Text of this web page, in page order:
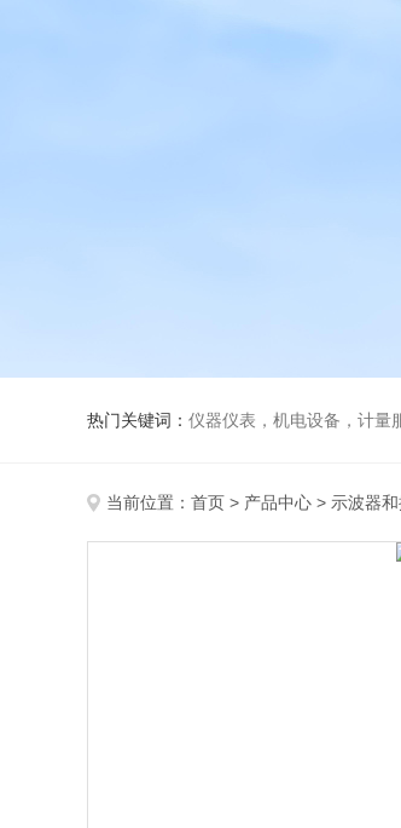
热门关键词： 仪器仪表，机电设备，计量
当前位置： 首页 > 产品中心 > 示波器